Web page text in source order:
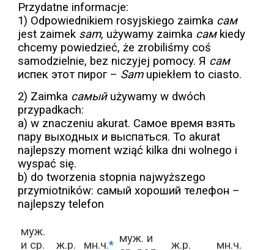
Przydatne informacje:
1) Odpowiednikiem rosyjskiego zaimka сам
jest zaimek sam, używamy zaimka самkiedy
chcemy powiedzieć, że zrobiliśmy coś
samodzielnie, bez niczyjej pomocy. Я сам
испек этот пирог – Samupiekłem to ciasto.
2) Zaimka самыйużywamy w dwóch
przypadkach:
a) w znaczeniu akurat. Самое время взять
пару выходных и выспаться. To akurat
najlepszy moment wziąć kilka dni wolnego i
wyspać się.
b) do tworzenia stopnia najwyższego
przymiotników: самый хороший телефон –
najlepszy telefon
муж.
и ср.
ж.р. мн.ч.* муж. и
ж.р. мн.ч.